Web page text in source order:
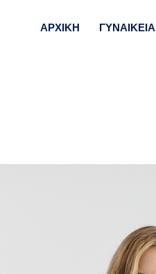
εργαλείων
ΑΡΧΙΚΗ ΓΥΝΑΙΚΕΙΑ